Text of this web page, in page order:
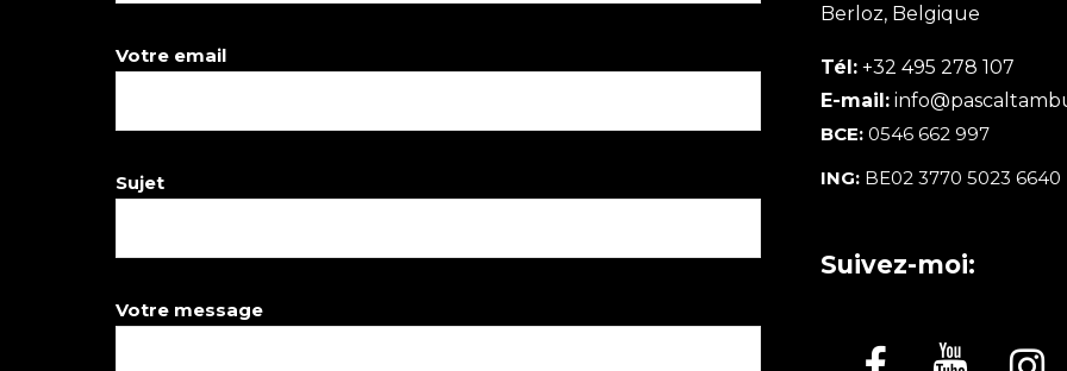
Votre email
Sujet
Votre message
Berloz, Belgique
Tél: +32 495 278 107
E-mail:
BCE: 0546 662 997
ING: BE02 3770 5023 6640
Suivez-moi: